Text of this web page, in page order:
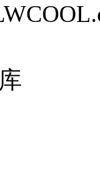
库